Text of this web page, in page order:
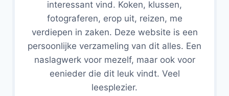
interessant vind. Koken, klussen,
fotograferen, erop uit, reizen, me
verdiepen in zaken. Deze website is een
persoonlijke verzameling van dit alles. Een
naslagwerk voor mezelf, maar ook voor
eenieder die dit leuk vindt. Veel
leesplezier.